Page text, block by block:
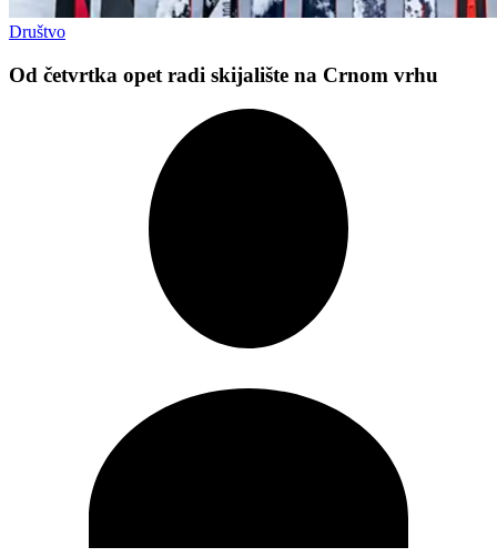
Društvo
Od četvrtka opet radi skijalište na Crnom vrhu